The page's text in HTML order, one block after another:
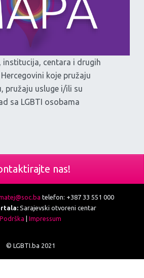
institucija, centara i drugih
koje pružaju
pružaju usluge i/ili su
sa LGBTI osobama
nas!
telefon: +387 33 551 000
Sarajevski otvoreni centar
Podrška
Impressum
© LGBTI.ba 2021